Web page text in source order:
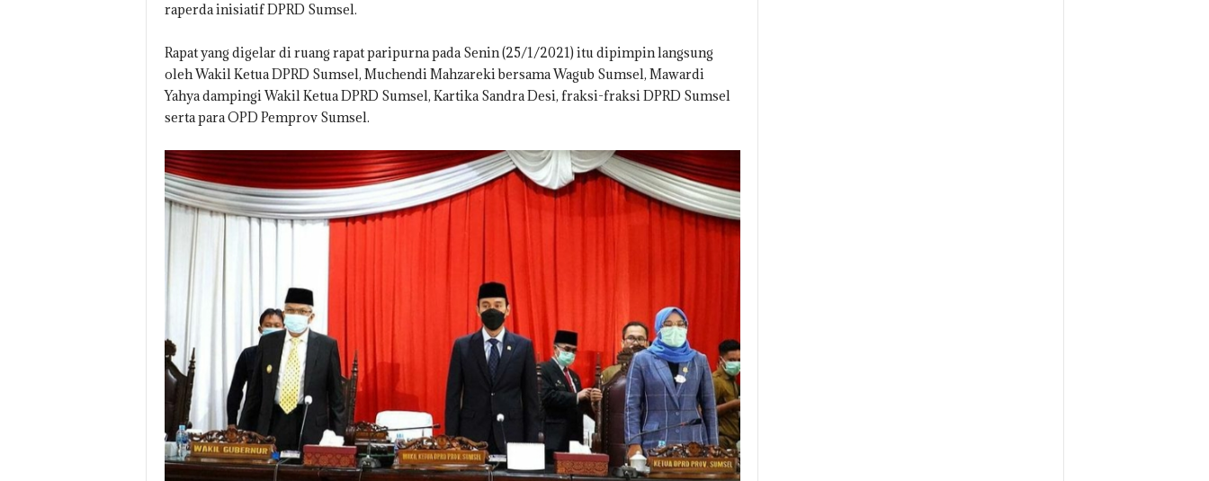
raperda inisiatif DPRD Sumsel.
Rapat yang digelar di ruang rapat paripurna pada Senin (25/1/2021) itu dipimpin langsung
oleh Wakil Ketua DPRD Sumsel, Muchendi Mahzareki bersama Wagub Sumsel, Mawardi
Yahya dampingi Wakil Ketua DPRD Sumsel, Kartika Sandra Desi, fraksi-fraksi DPRD Sumsel
serta para OPD Pemprov Sumsel.